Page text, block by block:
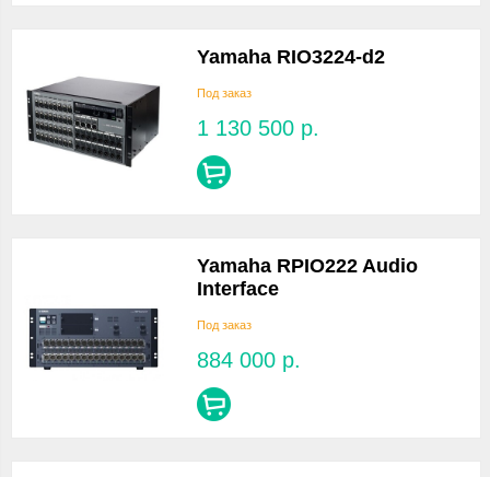
Yamaha RIO3224-d2
Под заказ
1 130 500 р.
Yamaha RPIO222 Audio
Interface
Под заказ
884 000 р.